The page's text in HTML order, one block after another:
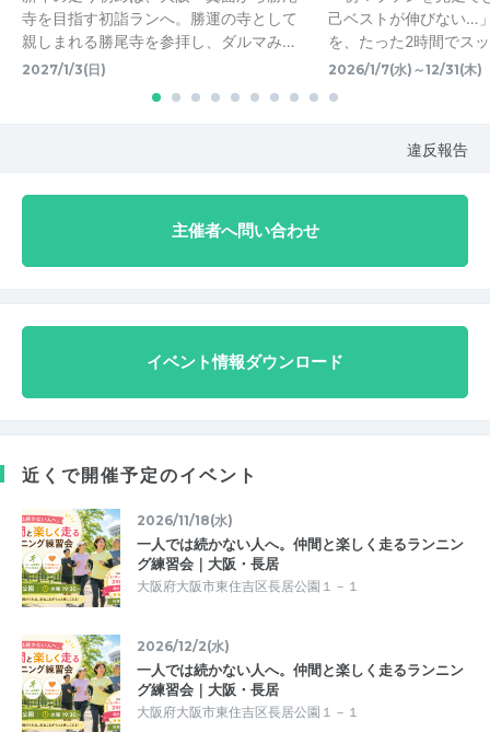
寺を目指す初詣ランへ。勝運の寺として
親しまれる勝尾寺を参拝し、ダルマみ…
2027/1/3(日)
己ベストが伸びない…
を、たった2時間でス
2026/1/7(水)～12/31(木)
違反報告
主催者へ問い合わせ
イベント情報ダウンロード
近くで開催予定のイベント
2026/11/18(水)
一人では続かない人へ。仲間と楽しく走るランニン
グ練習会｜大阪・長居
大阪府大阪市東住吉区長居公園１－１
2026/12/2(水)
一人では続かない人へ。仲間と楽しく走るランニン
グ練習会｜大阪・長居
大阪府大阪市東住吉区長居公園１－１